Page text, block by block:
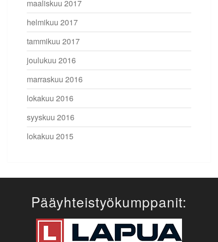
maaliskuu 2017
helmikuu 2017
tammikuu 2017
joulukuu 2016
marraskuu 2016
lokakuu 2016
syyskuu 2016
lokakuu 2015
Pääyhteistyökumppanit: